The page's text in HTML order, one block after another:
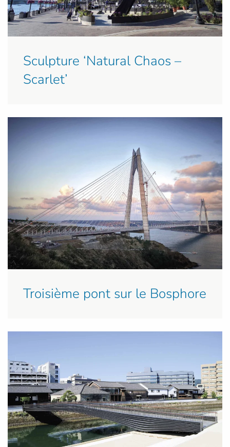
Sculpture ‘Natural Chaos –
Scarlet’
Troisième pont sur le Bosphore